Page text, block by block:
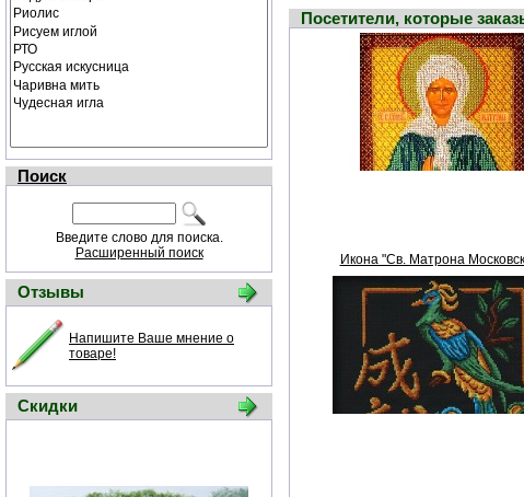
Поиск
Введите слово для поиска.
Расширенный поиск
Отзывы
Напишите Ваше мнение о
товаре!
Скидки
Посетители, которые
Икона "Св. Матрона